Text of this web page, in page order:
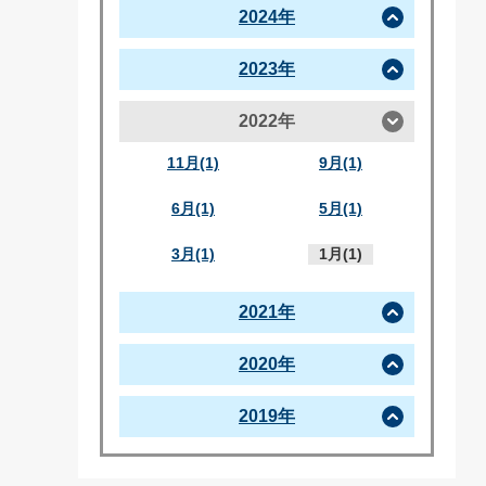
2024年
2023年
2022年
11月(1) 9月(1)
6月(1) 5月(1)
3月(1) 1月(1)
2021年
2020年
2019年